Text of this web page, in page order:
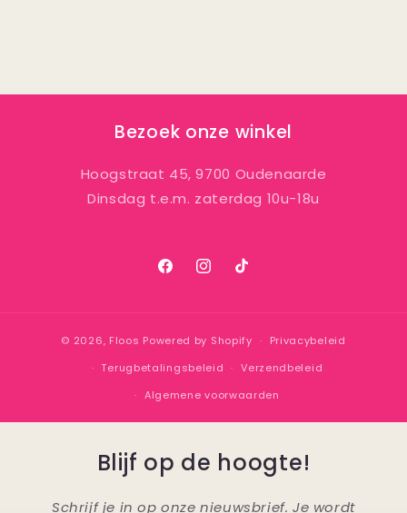
Bezoek onze winkel
Hoogstraat 45, 9700 Oudenaarde
Dinsdag t.e.m. zaterdag 10u-18u
FacebookInstagram
TikTok
© 2026, Floos Powered by Shopify
Privacybeleid
Terugbetalingsbeleid
Verzendbeleid
Algemene voorwaarden
Blijf op de hoogte!
Schrijf je in op onze nieuwsbrief. Je wordt